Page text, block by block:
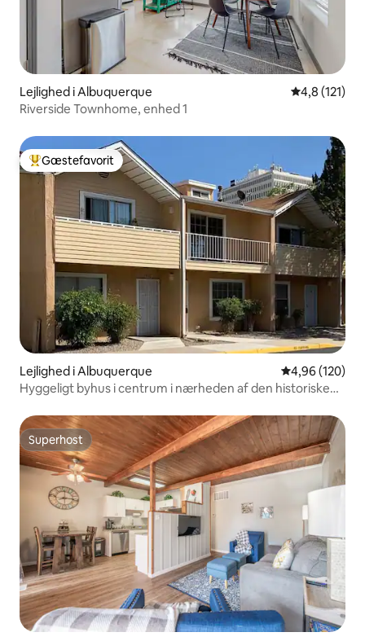
Lejlighed i Albuquerque 4,8 ud af 5 i
4,8 (121)
Riverside Townhome, enhed 1
Bedste gæstefavorit
Gæstefavorit
Lejlighed i Albuquerque 4,96 ud af 5 i
4,96 (120)
Hyggeligt byhus i centrum i nærheden af den historiske
Superhost
Superhost